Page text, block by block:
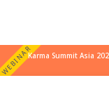
WEBINARKarma Summit Asia